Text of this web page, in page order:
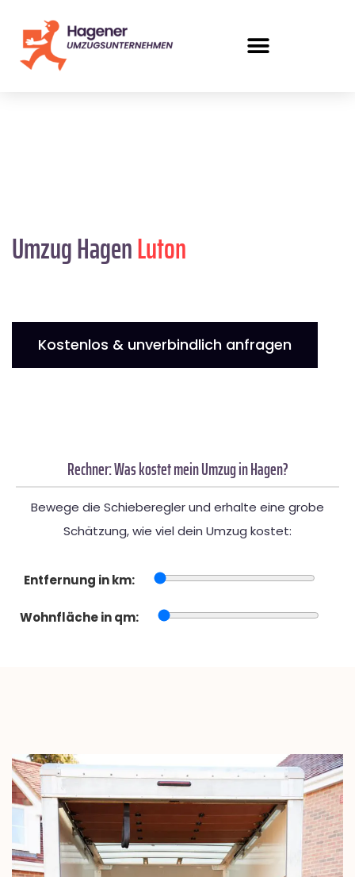
Umzug HagenLuton
Kostenlos & unverbindlich anfragen
Rechner: Was kostet mein Umzug in Hagen?
Bewege die Schieberegler und erhalte eine grobe
Schätzung, wie viel dein Umzug kostet:
Entfernung in km:
Wohnfläche in qm: